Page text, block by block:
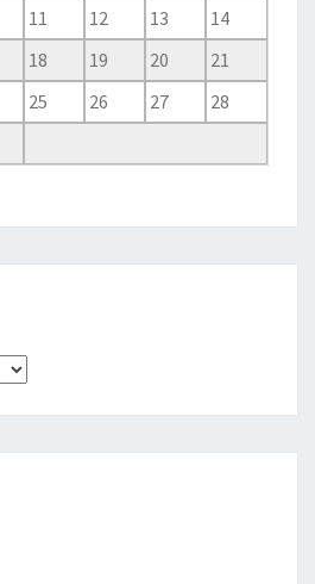
11 12 13
14
18 19 20
21
25 26 27
28